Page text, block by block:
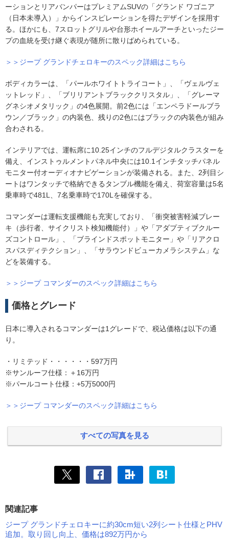
ーションとリアバンパーはプレミアムSUVの「グランド ワゴニア
（日本未導入）」からインスピレーションを得たデザインを採用す
る。ほかにも、7スロットグリルや台形ホイールアーチといったジー
プの血統を受け継ぐ表現が随所に散りばめられている。
＞＞ジープ グランドチェロキーのスペック詳細はこちら
ボディカラーは、「パールホワイトトライコート」、「ヴェルヴェ
ットレッド」、「ブリリアントブラッククリスタル」、「グレーマ
グネシオメタリック」の4色展開。前2色には「エンペラドールブラ
ウン／ブラック」の内装色、残りの2色にはブラックの内装色が組み
合わされる。
インテリアでは、運転席に10.25インチのフルデジタルクラスターを
備え、インストゥルメントパネル中央には10.1インチタッチパネル
モニター付オーディオナビゲーションが装備される。また、2列目シ
ートはワンタッチで格納できるタンブル機能を備え、荷室容量は5名
乗車時で481L、7名乗車時で170Lを確保する。
コマンダーは運転支援機能も充実しており、「衝突被害軽減ブレー
キ（歩行者、サイクリスト検知機能付）」や「アダプティブクルー
ズコントロール」、「ブラインドスポットモニター」や「リアクロ
スパスディテクション」、「サラウンドビューカメラシステム」な
どを装備する。
＞＞ジープ コマンダーのスペック詳細はこちら
価格とグレード
日本に導入されるコマンダーは1グレードで、税込価格は以下の通
り。
・リミテッド・・・・・・597万円
※サンルーフ仕様：＋16万円
※パールコート仕様：+5万5000円
＞＞ジープ コマンダーのスペック詳細はこちら
すべての写真を見る
関連記事
ジープ グランドチェロキーに約30cm短い2列シート仕様とPHV
追加。取り回し向上、価格は892万円から